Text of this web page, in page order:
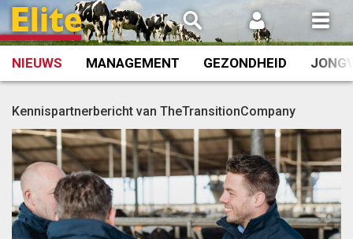
Spring
naar
inhoud
NIEUWS MANAGEMENT GEZONDHEID
Kennispartnerbericht van TheTransitionCompany